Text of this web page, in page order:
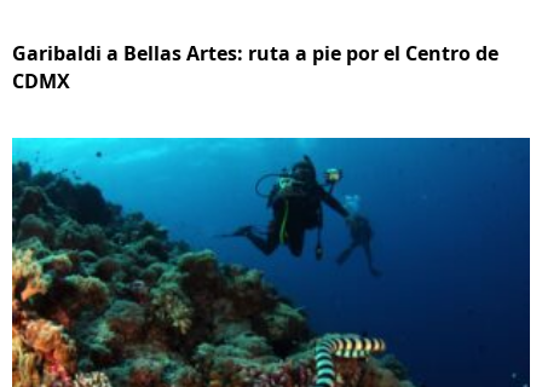
Garibaldi a Bellas Artes: ruta a pie por el Centro de
CDMX